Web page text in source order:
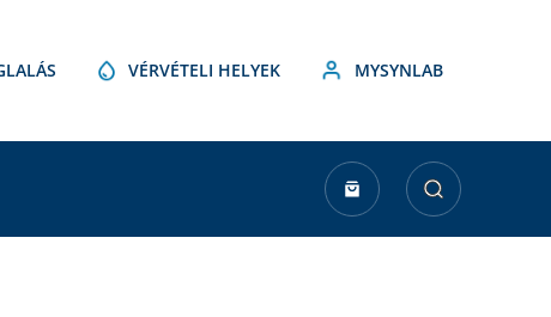
VÉRVÉTELI HELYEK MYSYNLAB